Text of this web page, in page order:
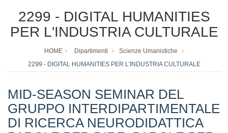
2299 - DIGITAL HUMANITIES
PER L'INDUSTRIA CULTURALE
HOME Dipartimenti
Scienze Umanistiche
2299 - DIGITAL HUMANITIES PER L'INDUSTRIA CULTURALE
MID-SEASON SEMINAR DEL
GRUPPO INTERDIPARTIMENTALE
DI RICERCA NEURODIDATTICA